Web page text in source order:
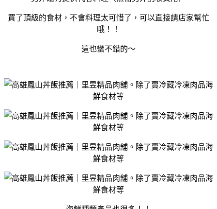
買了頂級的食材，不會料理太可惜了，可以直接請店家幫忙
哦！！
這也蠻不錯的～